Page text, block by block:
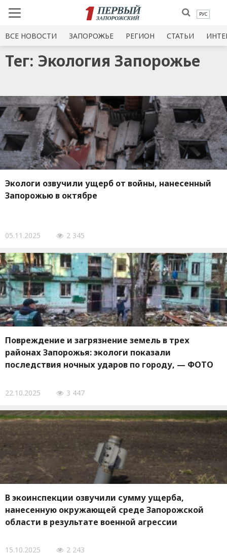
РУС
ВСЕ НОВОСТИ ЗАПОРОЖЬЕ РЕГИОН СТАТЬИ
Тег: Экология Запорожье
Экологи озвучили ущерб от войны, нанесенный
Запорожью в октябре
05.11.2025 2 345
Повреждение и загрязнение земель в трех
районах Запорожья: экологи показали
последствия ночных ударов по городу, — ФОТО
22.10.2025 3 447
В экоинспекции озвучили сумму ущерба,
нанесенную окружающей среде Запорожской
области в результате военной агрессии
15.10.2025 2 243